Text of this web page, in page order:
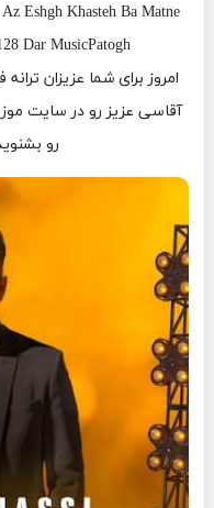
Eshgh Khasteh Ba Matne
Dar MusicPatogh
امروز برای شما عزیزان
آقاسی عزیز رو در سایت
رو